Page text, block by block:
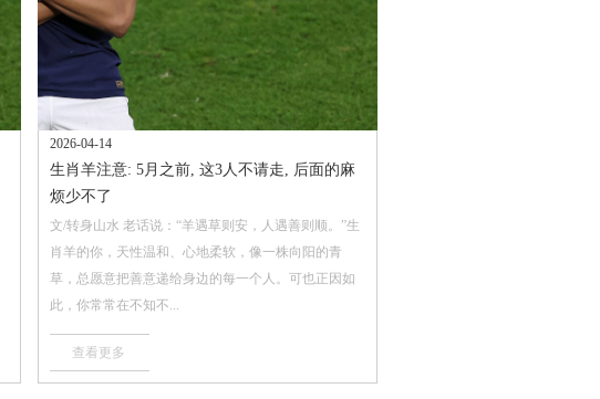
2026-04-14
生肖羊注意: 5月之前, 这3人不请走, 后面的麻
烦少不了
文/转身山水 老话说：“羊遇草则安，人遇善则顺。”生
肖羊的你，天性温和、心地柔软，像一株向阳的青
草，总愿意把善意递给身边的每一个人。可也正因如
此，你常常在不知不...
查看更多